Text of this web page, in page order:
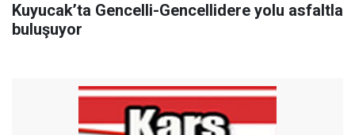
Kuyucak’ta Gencelli-Gencellidere yolu asfaltla
buluşuyor